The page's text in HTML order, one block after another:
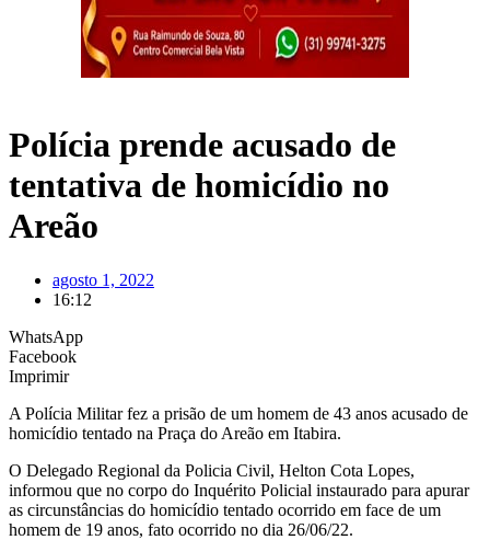
Polícia prende acusado de
tentativa de homicídio no
Areão
agosto 1, 2022
16:12
WhatsApp
Facebook
Imprimir
A Polícia Militar fez a prisão de um homem de 43 anos acusado de
homicídio tentado na Praça do Areão em Itabira.
O Delegado Regional da Policia Civil, Helton Cota Lopes,
informou que no corpo do Inquérito Policial instaurado para apurar
as circunstâncias do homicídio tentado ocorrido em face de um
homem de 19 anos, fato ocorrido no dia 26/06/22.